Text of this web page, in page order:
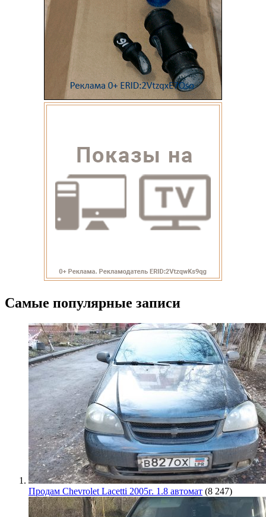
Самые популярные записи
Продам Chevrolet Lacetti 2005г. 1.8 автомат (8 247)